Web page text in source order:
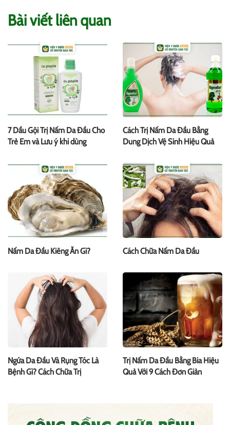
Bài viết liên quan
7 Dầu Gội Trị Nấm Da Đầu Cho
Trẻ Em và Lưu ý khi dùng
Cách Trị Nấm Da Đầu Bằng
Dung Dịch Vệ Sinh Hiệu Quả
Nấm Da Đầu Kiêng Ăn Gì? Cách Chữa Nấm Da Đầu
Ngứa Da Đầu Và Rụng Tóc Là
Bệnh Gì? Cách Chữa Trị
Trị Nấm Da Đầu Bằng Bia Hiệu
Quả Với 9 Cách Đơn Giản